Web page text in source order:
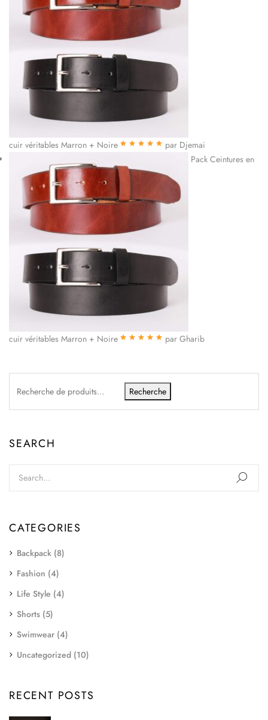
cuir véritables Marron + Noire
par Djemai
Pack Ceintures en
cuir véritables Marron + Noire par Gharib
Recherche
SEARCH
CATEGORIES
Backpack (8)
Fashion (4)
Life Style (4)
Shorts (5)
Swimwear (4)
Uncategorized (10)
RECENT POSTS